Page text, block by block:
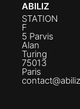
ABILIZ
STATION
F
5 Parvis
Alan
Turing
75013
Paris